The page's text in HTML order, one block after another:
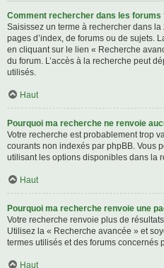
Comment rechercher dans les forums
Saisissez un terme à rechercher dans
pages d’index, de forums ou de sujets.
en cliquant sur le lien « Recherche
du forum. L’accès à la recherche peut
utilisés.
Haut
Pourquoi ma recherche ne renvoie
Votre recherche est probablement trop
courants non indexés par phpBB. Vous
utilisant les options disponibles dans la
Haut
Pourquoi ma recherche renvoie une
Votre recherche renvoie plus de
Utilisez la « Recherche avancée » et
termes utilisés et des forums concernés
Haut